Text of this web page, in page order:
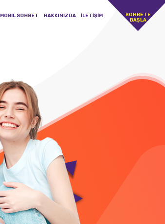
MOBİL SOHBET HAKKIMIZDA İLETİŞİM
SOHBETE
BAŞLA